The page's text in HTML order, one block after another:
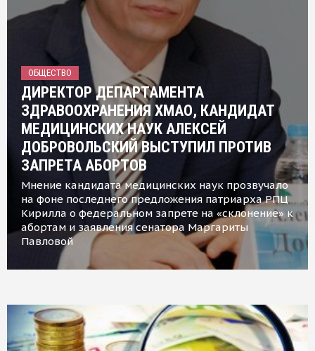
ОБЩЕСТВО
ДИРЕКТОР ДЕПАРТАМЕНТА
ЗДРАВООХРАНЕНИЯ ХМАО, КАНДИДАТ
МЕДИЦИНСКИХ НАУК АЛЕКСЕЙ
ДОБРОВОЛЬСКИЙ ВЫСТУПИЛ ПРОТИВ
ЗАПРЕТА АБОРТОВ
Мнение кандидата медицинских наук прозвучало
на фоне последнего предложения патриарха РПЦ
Кирилла о федеральном запрете на «склонение» к
абортам и заявления сенатора Маргариты
Павловой